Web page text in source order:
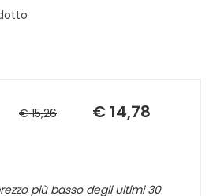
€ 15,26
scontato
€ 14,78
più basso degli ultimi 30